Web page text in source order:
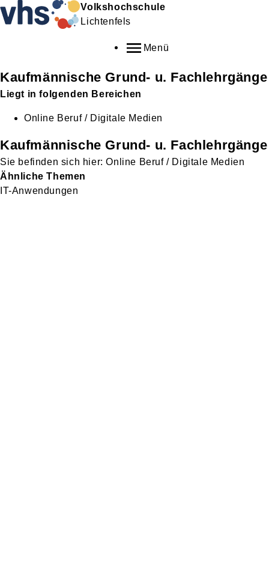
Volkshochschule
Lichtenfels
Menü
Kaufmännische Grund- u. Fachlehrgänge
Liegt in folgenden Bereichen
Online Beruf / Digitale Medien
Kaufmännische Grund- u. Fachlehrgänge
Online Beruf / Digitale Medien
Ähnliche Themen
IT-Anwendungen